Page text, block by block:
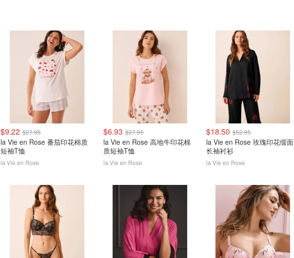
$9.22 $27.95
la Vie en Rose 番茄印花棉质
短袖T恤
la Vie en Rose
$6.93 $27.95
la Vie en Rose 高地牛印花棉
质短袖T恤
la Vie en Rose
$18.50 $52.95
la Vie en Rose 玫瑰印花缎面
长袖衬衫
la Vie en Rose